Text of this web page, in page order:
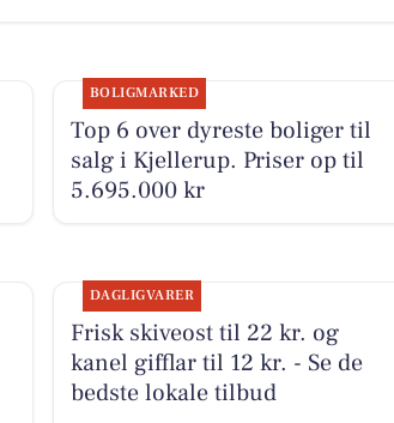
BOLIGMARKED
Top 6 over dyreste boliger til
salg i Kjellerup. Priser op til
5.695.000 kr
DAGLIGVARER
Frisk skiveost til 22 kr. og
kanel gifflar til 12 kr. - Se de
bedste lokale tilbud